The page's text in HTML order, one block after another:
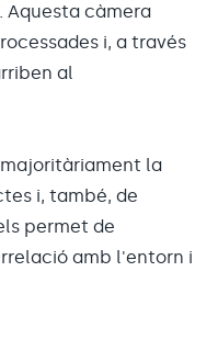
Aquesta càmera
i, a través
al
la
i, també, de
permet de
amb l'entorn i